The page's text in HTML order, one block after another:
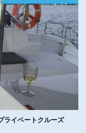
ライベートクルーズ